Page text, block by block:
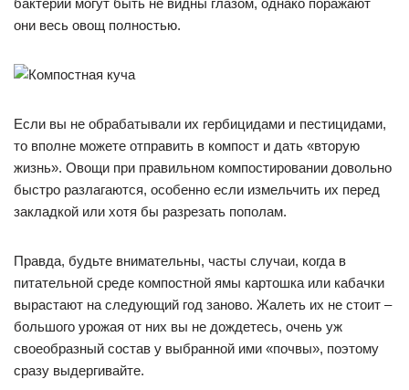
бактерии могут быть не видны глазом, однако поражают
они весь овощ полностью.
Если вы не обрабатывали их гербицидами и пестицидами,
то вполне можете отправить в компост и дать «вторую
жизнь». Овощи при правильном компостировании довольно
быстро разлагаются, особенно если измельчить их перед
закладкой или хотя бы разрезать пополам.
Правда, будьте внимательны, часты случаи, когда в
питательной среде компостной ямы картошка или кабачки
вырастают на следующий год заново. Жалеть их не стоит –
большого урожая от них вы не дождетесь, очень уж
своеобразный состав у выбранной ими «почвы», поэтому
сразу выдергивайте.